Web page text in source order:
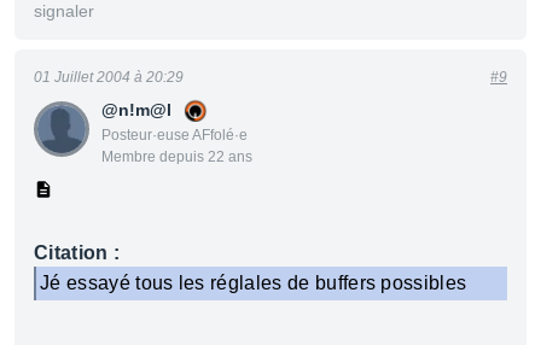
signaler
@n!m@l
Posteur·euse AFfolé·e
Membre depuis 22 ans
01 Juillet 2004 à 20:29 #9
Citation :
Jé essayé tous les réglales de buffers possibles